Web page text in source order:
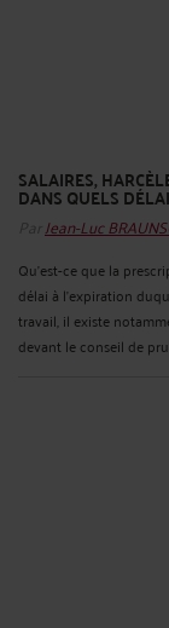
SALAIRES,
DANS QUELS
Par Jean-Luc
Qu’est-ce que la
délai à l'expiration
travail, il existe
devant le conseil de